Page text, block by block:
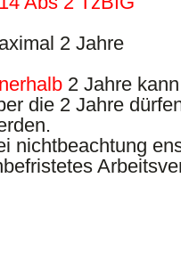
2 Jahre
2 Jahre
die 2 Jahre
nichtbeachtung